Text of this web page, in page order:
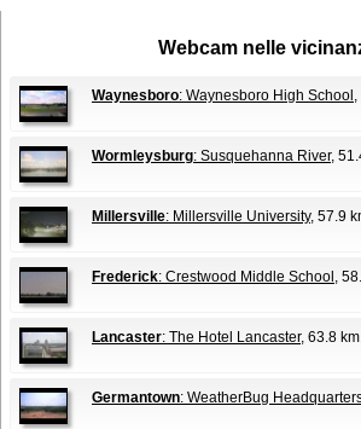
Webcam nelle
Waynesboro: Waynesboro High School
Wormleysburg: Susquehanna River,
Millersville: Millersville University, 57.9
Frederick: Crestwood Middle School ,
Lancaster: The Hotel Lancaster, 63.8
Germantown: WeatherBug